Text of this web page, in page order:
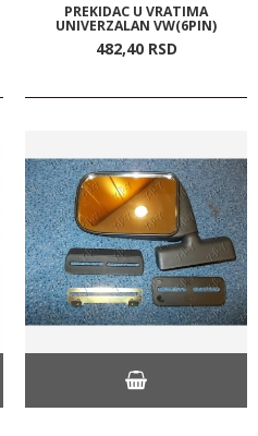
PREKIDAC U VRATIMA
UNIVERZALAN VW(6PIN)
482,40 RSD